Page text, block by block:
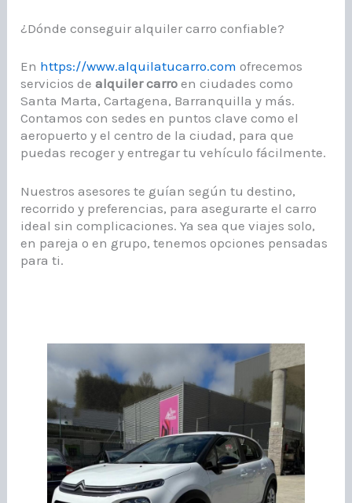
¿Dónde conseguir alquiler carro confiable?
En https://www.alquilatucarro.com ofrecemos
servicios dealquiler carro en ciudades como
Santa Marta, Cartagena, Barranquilla y más.
Contamos con sedes en puntos clave como el
aeropuerto y el centro de la ciudad, para que
puedas recoger y entregar tu vehículo fácilmente.
Nuestros asesores te guían según tu destino,
recorrido y preferencias, para asegurarte el carro
ideal sin complicaciones. Ya sea que viajes solo,
en pareja o en grupo, tenemos opciones pensadas
para ti.